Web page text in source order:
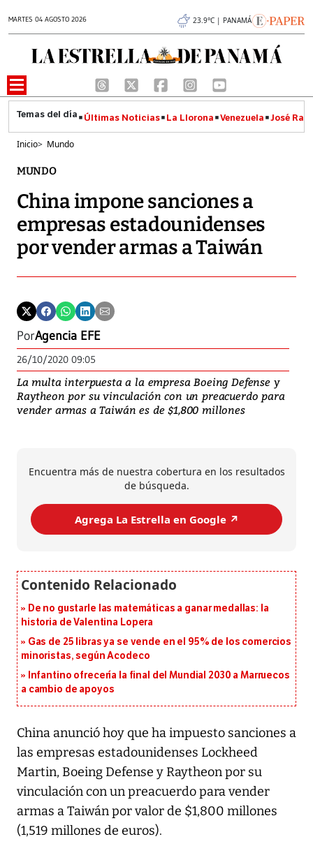
MARTES 04 AGOSTO 2026 23.9°C | PANAMÁ
Últimas Noticias La Llorona Venezuela José
Inicio> Mundo
MUNDO
China impone sanciones a
empresas estadounidenses
por vender armas a Taiwán
PorAgencia EFE
26/10/2020 09:05
La multa interpuesta a la empresa Boeing Defense y
Raytheon por su vinculación con un preacuerdo para
vender armas a Taiwán es de $1,800 millones
Encuentra más de nuestra cobertura en los resultados
de búsqueda.
Agrega La Estrella en Google ↗️
De no gustarle las matemáticas a ganar medallas: la
historia de Valentina Lopera
Gas de 25 libras ya se vende en el 95% de los comercios
minoristas, según Acodeco
Infantino ofrecería la final del Mundial 2030 a Marruecos
a cambio de apoyos
China anunció hoy que ha impuesto sanciones a
las empresas estadounidenses Lockheed
Martin, Boeing Defense y Raytheon por su
vinculación con un preacuerdo para vender
armas a Taiwán por valor de $1,800 millones
(1,519 millones de euros).